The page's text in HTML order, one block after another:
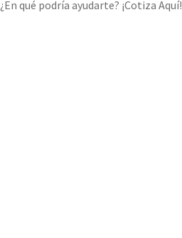
¿En qué podría ayudarte? ¡Cotiza Aquí!